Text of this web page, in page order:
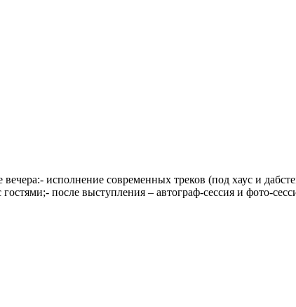
исполнение современных треков (под хаус и
после выступления – автограф-сессия и фото-